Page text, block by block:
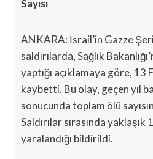
Sayısı
ANKARA: İsrail’in Gazze
saldırılarda, Sağlık
yaptığı açıklamaya göre, 13
kaybetti. Bu olay, geçen yıl
sonucunda toplam ölü
Saldırılar sırasında
yaralandığı bildirildi.